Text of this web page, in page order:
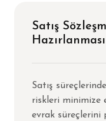
Satış
Hazırlanması
Satış
riskleri minimize
evrak süreçlerini